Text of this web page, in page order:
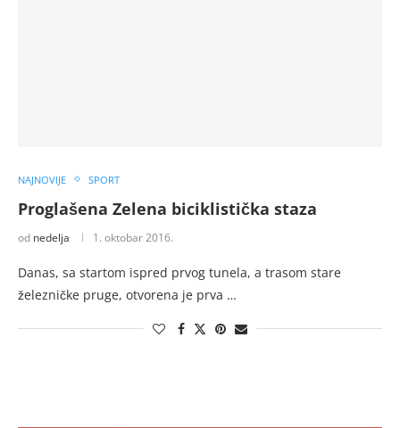
NAJNOVIJE SPORT
Proglašena Zelena biciklistička staza
od nedelja 1. oktobar 2016.
Danas, sa startom ispred prvog tunela, a trasom stare
železničke pruge, otvorena je prva …